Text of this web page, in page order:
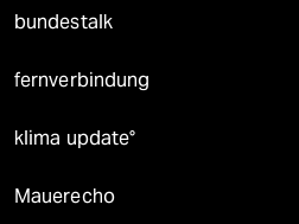
bundestalk
fernverbindung
klima update°
Mauerecho